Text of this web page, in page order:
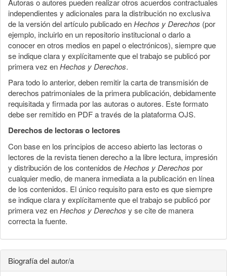
Autoras o autores pueden realizar otros acuerdos contractuales
independientes y adicionales para la distribución no exclusiva
de la versión del artículo publicado enHechos y Derechos (por
ejemplo, incluirlo en un repositorio institucional o darlo a
conocer en otros medios en papel o electrónicos), siempre que
se indique clara y explícitamente que el trabajo se publicó por
primera vez enHechos y Derechos.
Para todo lo anterior, deben remitir la carta de transmisión de
derechos patrimoniales de la primera publicación, debidamente
requisitada y firmada por las autoras o autores. Este formato
debe ser remitido en PDF a través de la plataforma OJS.
Derechos de lectoras o lectores
Con base en los principios de acceso abierto las lectoras o
lectores de la revista tienen derecho a la libre lectura, impresión
y distribución de los contenidos deHechos y Derechos por
cualquier medio, de manera inmediata a la publicación en línea
de los contenidos. El único requisito para esto es que siempre
se indique clara y explícitamente que el trabajo se publicó por
primera vez enHechos y Derechos y se cite de manera
correcta la fuente.
Biografía del autor/a